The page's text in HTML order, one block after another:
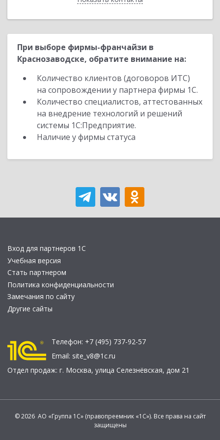
При выборе фирмы-франчайзи в
Краснозаводске, обратите внимание на:
Количество клиентов (договоров ИТС)
на сопровождении у партнера фирмы 1С.
Количество специалистов, аттестованных
на внедрение технологий и решений
системы 1С:Предприятие.
Наличие у фирмы статуса
Вход для партнеров 1С
Учебная версия
Стать партнером
Политика конфиденциальности
Замечания по сайту
Другие сайты
Телефон: +7 (495) 737-92-57
Email: site_v8@1c.ru
Отдел продаж: г. Москва, улица Селезнёвская, дом 21
© 2026 АО «Группа 1С» (правопреемник «1С»). Все права на сайт
защищены